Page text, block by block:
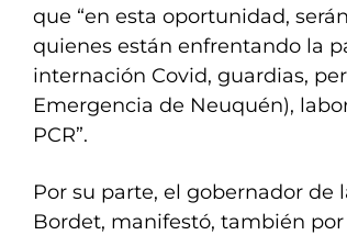
que “en esta oportunidad,
quienes están enfrentando la
internación Covid, guardias,
Emergencia de Neuquén),
PCR”.
Por su parte, el gobernador de
Bordet, manifestó, también